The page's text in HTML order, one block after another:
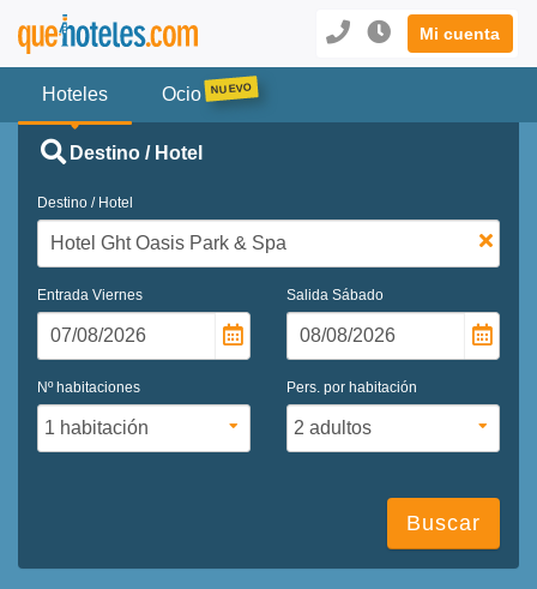
Mi cuenta
Hoteles Ocio
Destino / Hotel
Destino / Hotel
Entrada Viernes Salida Sábado
Nº habitaciones Pers. por habitación
Buscar